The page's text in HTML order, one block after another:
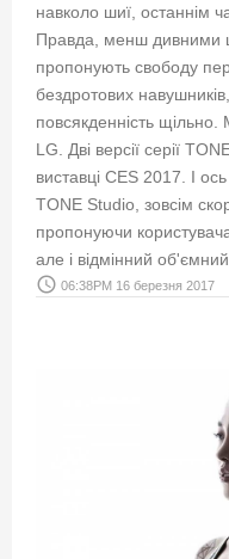
навколо шиї, останнім
Правда, менш дивними
пропонують свободу
бездротових
повсякденність
LG. Дві версії серії
виставці CES 2017. І
TONE Studio, зовсім
пропонуючи
але і відмінний об'ємний
access_time 06:38PM 16 березня 2017